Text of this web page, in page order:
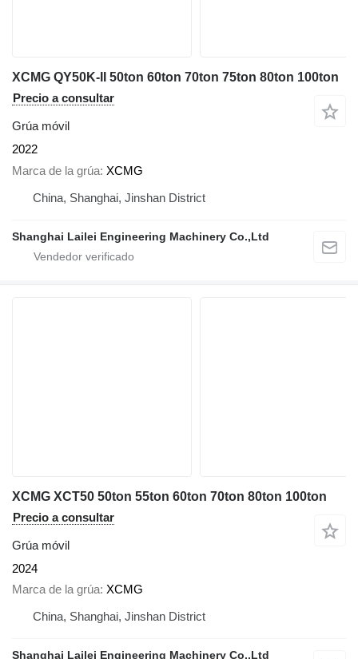
XCMG QY50K-II 50ton 60ton 70ton 75ton 80ton 100ton
Precio a consultar
Grúa móvil
2022
Marca de la grúa XCMG
China, Shanghai, Jinshan District
Shanghai Lailei Engineering Machinery Co.,Ltd
XCMG XCT50 50ton 55ton 60ton 70ton 80ton 100ton
Precio a consultar
Grúa móvil
2024
Marca de la grúa XCMG
China, Shanghai, Jinshan District
Shanghai Lailei Engineering Machinery Co.,Ltd